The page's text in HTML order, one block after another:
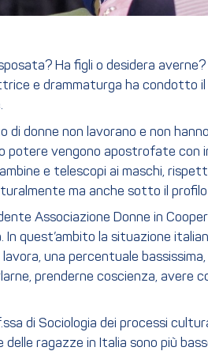
Ha figli o desidera
e drammaturga ha condotto il
di donne non lavorano e non
potere vengono apostrofate con
e telescopi ai maschi,
ma anche sotto il
Associazione Donne in
In quest’ambito la situazione
lavora, una percentuale
prenderne coscienza,
di Sociologia dei processi
ragazze in Italia sono più